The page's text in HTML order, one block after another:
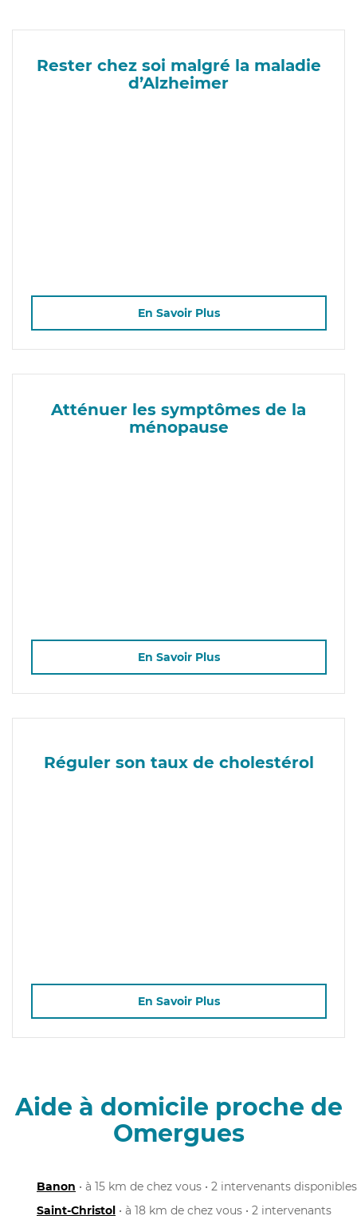
Rester chez soi malgré la maladie
d’Alzheimer
En Savoir Plus
Atténuer les symptômes de la
ménopause
En Savoir Plus
Réguler son taux de cholestérol
En Savoir Plus
Aide à domicile proche de
Omergues
Banon • à 15 km de chez vous • 2 intervenants disponibles
Saint-Christol • à 18 km de chez vous • 2 intervenants